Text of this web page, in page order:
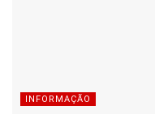
INFORMAÇÃO